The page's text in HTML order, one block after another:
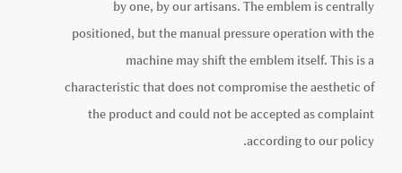
by one, by our artisans. The emblem is centrally
positioned, but the manual pressure operation with the
machine may shift the emblem itself. This is a
characteristic that does not compromise the aesthetic of
the product and could not be accepted as complaint
according to our policy.